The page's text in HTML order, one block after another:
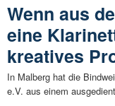
Wenn aus
eine
kreatives
In Malberg hat die
e.V. aus einem